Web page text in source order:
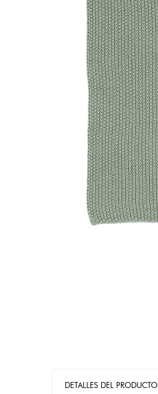
DETALLES DEL PRODUCTO